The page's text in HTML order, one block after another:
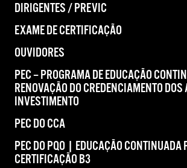
DIRIGENTES / PREVIC
EXAME DE CERTIFICAÇÃO
OUVIDORES
PEC – PROGRAMA DE EDUCAÇÃO
RENOVAÇÃO DO CREDENCIAMENTO
INVESTIMENTO
PEC DO CCA
PEC DO PQO | EDUCAÇÃO CONTINUADA
CERTIFICAÇÃO B3